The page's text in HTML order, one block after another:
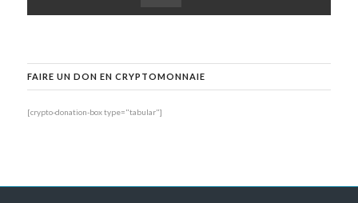
FAIRE UN DON EN CRYPTOMONNAIE
[crypto-donation-box type="tabular"]